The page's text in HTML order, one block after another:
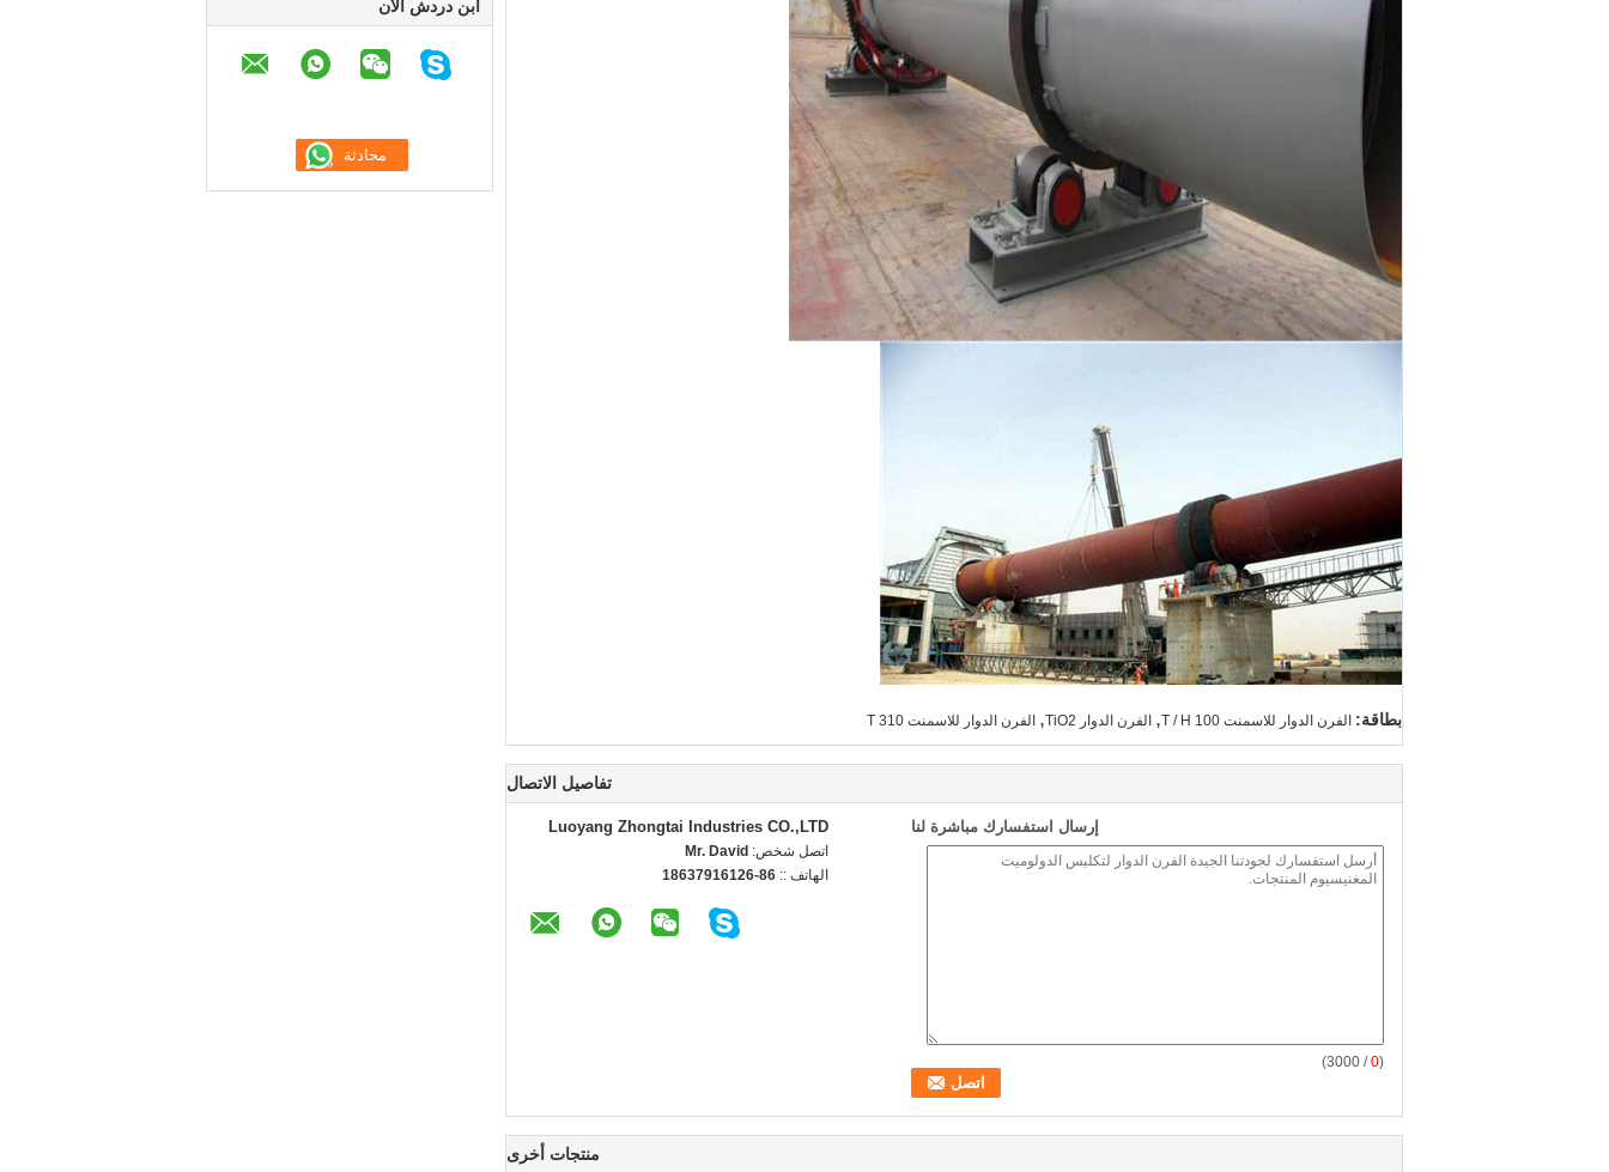
ابن دردش الآن
بطاقة: الفرن الدوار للاسمنت 100 T / H , الفرن الدوار TiO2 , الفرن الدوار للاسمنت 310 T
تفاصيل الاتصال
Luoyang Zhongtai Industries CO.,LTD
اتصل شخص: Mr. David
الهاتف :: 86-18637916126
إرسال استفسارك مباشرة لنا
(
0
/ 3000)
منتجات أخرى